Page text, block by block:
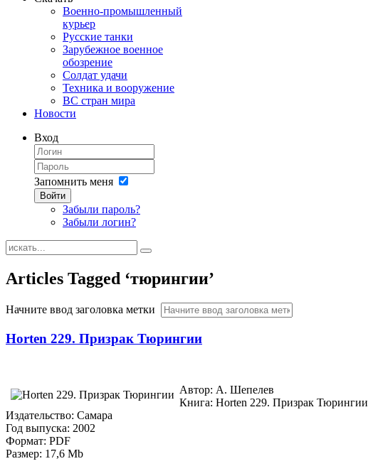
Военно-промышленный
курьер
Русские танки
Зарубежное военное
обозрение
Солдат удачи
Техника и вооружение
ВС стран мира
Новости
Вход
Запомнить меня
Войти
Забыли пароль?
Забыли логин?
Articles Tagged ‘тюрингии’
Начните ввод заголовка метки
Horten 229. Призрак Тюрингии
Автор: А. Шепелев
Книга: Horten 229. Призрак Тюрингии
Издательство: Самара
Год выпуска: 2002
Формат: PDF
Размер: 17,6 Mb